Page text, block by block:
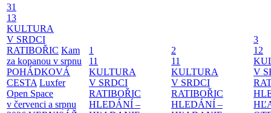
31
13
KULTURA
V SRDCI
RATIBOŘIC Kam
za kopanou v srpnu
POHÁDKOVÁ
CESTA Luxfer
Open Space
v červenci a srpnu
1
11
KULTURA
V SRDCI
RATIBOŘIC
HLEDÁNÍ –
2
11
KULTURA
V SRDCI
RATIBOŘIC
HLEDÁNÍ –
3
12
V